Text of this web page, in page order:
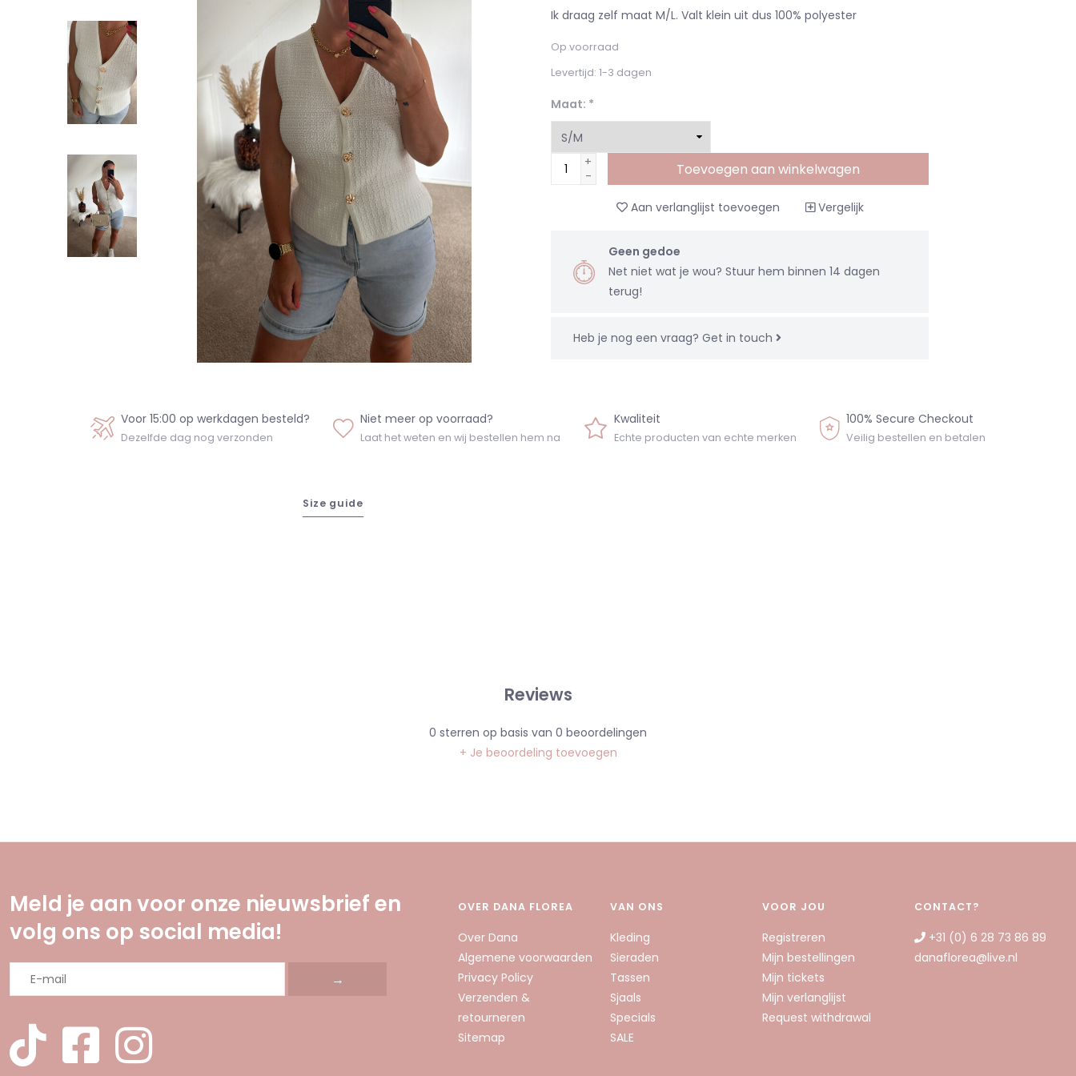
Ik draag zelf maat M/L. Valt klein uit dus 100% polyester
Op voorraad
Levertijd: 1-3 dagen
Maat: *
+
-
Toevoegen aan winkelwagen
Aan verlanglijst toevoegen Vergelijk
Geen gedoe
Net niet wat je wou? Stuur hem binnen 14 dagen
terug!
Heb je nog een vraag? Get in touch
Voor 15:00 op werkdagen besteld?
Dezelfde dag nog verzonden
Niet meer op voorraad?
Laat het weten en wij bestellen hem na
Kwaliteit
Echte producten van echte merken
100% Secure Checkout
Veilig bestellen en betalen
Size guide
Reviews
0 sterren op basis van 0 beoordelingen
+ Je beoordeling toevoegen
Meld je aan voor onze nieuwsbrief en
volg ons op social media!
→
OVER DANA FLOREA
Over Dana
Algemene voorwaarden
Privacy Policy
Verzenden &
retourneren
Sitemap
VAN ONS
Kleding
Sieraden
Tassen
Sjaals
Specials
SALE
VOOR JOU
Registreren
Mijn bestellingen
Mijn tickets
Mijn verlanglijst
Request withdrawal
CONTACT?
+31 (0) 6 28 73 86 89
danaflorea@live.nl